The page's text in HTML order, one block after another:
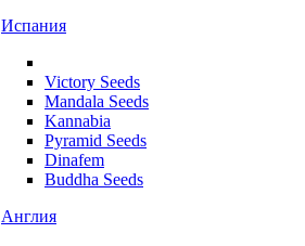
Испания
Victory Seeds
Mandala Seeds
Kannabia
Pyramid Seeds
Dinafem
Buddha Seeds
Англия